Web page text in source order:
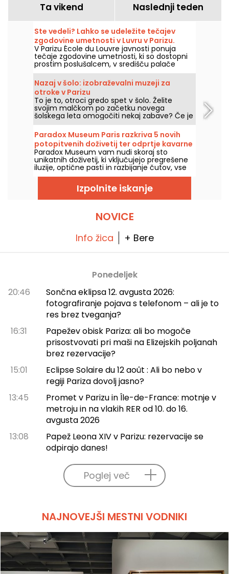
Ta vikend Naslednji teden
Ste vedeli? Lahko se udeležite tečajev
zgodovine umetnosti v Luvru v Parizu.
V Parizu École du Louvre javnosti ponuja
tečaje zgodovine umetnosti, ki so dostopni
prostim poslušalcem, v središču palače
Louvre, vsako leto od septembra do junija.
Muzej občasno organizira tudi brezplačna
predavanja. Zato boste popolnoma
seznanjeni z zgodovino umetnosti!
Nazaj v šolo: izobraževalni muzeji za
otroke v Parizu
To je to, otroci gredo spet v šolo. Želite
svojim malčkom po začetku novega
šolskega leta omogočiti nekaj zabave? Če je
tako, vam ponujamo naš izbor izobraževalnih
muzejev v Parizu, v katerih se boste tudi z
otroki lahko zabavali ob učenju številnih
stvari!
Paradox Museum Paris razkriva 5 novih
potopitvenih doživetij ter odprtje kavarne
Hans & Gretel
Paradox Museum vam nudi skoraj sto
unikatnih doživetij, ki vključujejo pregrešene
iluzije, optične pasti in razbijanje čutov, vse
to pa vas čaka v Parizu. Užitek je v tem, da
vas bodo namerno zavestno zavedli, hkrati
pa boste lahko ujeli krajše sanjske posnetke.
Pet novih interaktivnih doživetij je dodanih v
čas, da preizkusite svoje čute! In kot sladico
vas čaka popolnoma nov kavni kotiček, ki je
& Gretel vas bo s svojimi okusi povabil v
Izpolnite iskanje
NOVICE
Info žica + Bere
Ponedeljek
20:46
Sončna eklipsa 12. avgusta 2026:
fotografiranje pojava s telefonom – ali je to
res brez tveganja?
16:31
Papežev obisk Pariza: ali bo mogoče
prisostvovati pri maši na Elizejskih poljanah
brez rezervacije?
15:01
Eclipse Solaire du 12 août : Ali bo nebo v
regiji Pariza dovolj jasno?
13:45
Promet v Parizu in Île-de-France: motnje v
metroju in na vlakih RER od 10. do 16.
avgusta 2026
13:08
Papež Leona XIV v Parizu: rezervacije se
odpirajo danes!
Poglej več
NAJNOVEJŠI MESTNI VODNIKI